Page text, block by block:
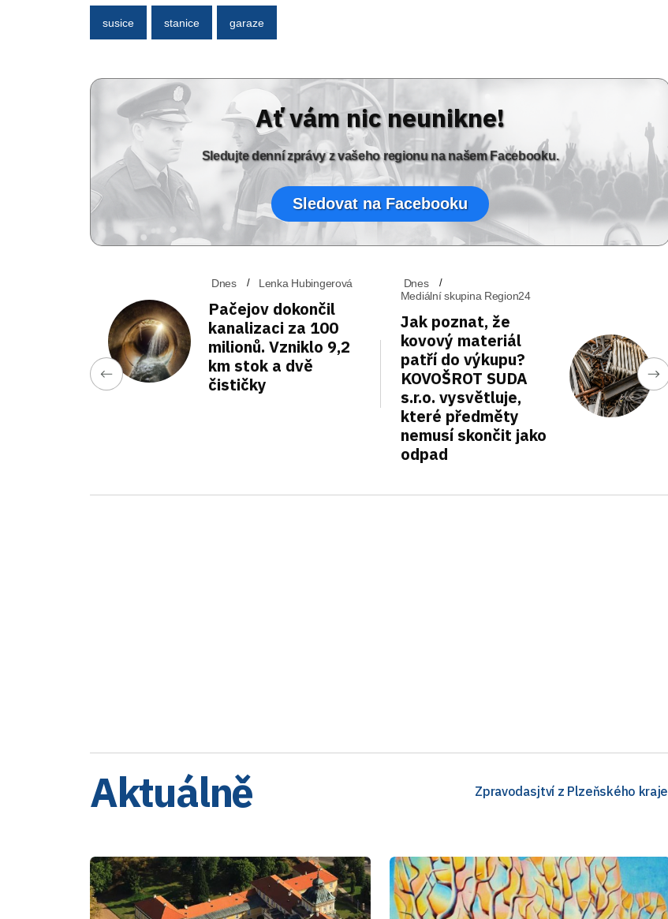
susice stanice garaze
Ať vám nic neunikne!
Sledujte denní zprávy z vašeho regionu na našem Facebooku.
Sledovat na Facebooku
Dnes Lenka Hubingerová
Pačejov dokončil
kanalizaci za 100
milionů. Vzniklo 9,2
km stok a dvě
čističky
Dnes
Mediální skupina Region24
Jak poznat, že
kovový materiál
patří do výkupu?
KOVOŠROT SUDA
s.r.o. vysvětluje,
které předměty
nemusí skončit jako
odpad
Aktuálně Zpravodasjtví z Plzeňského kraje